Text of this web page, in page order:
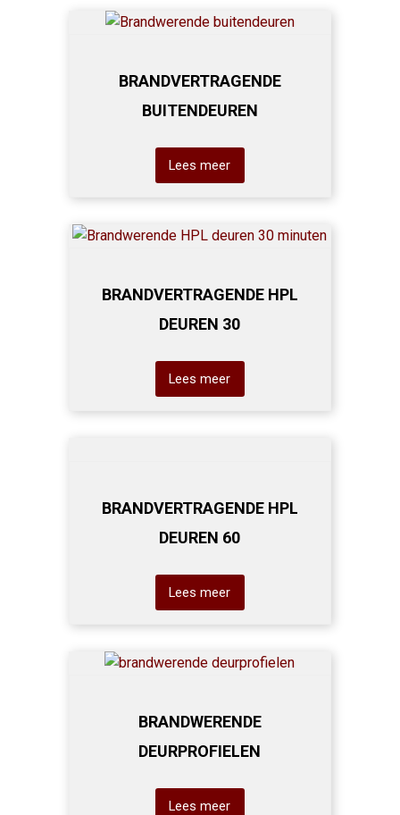
BRANDVERTRAGENDE
BUITENDEUREN
Lees meer
BRANDVERTRAGENDE HPL
DEUREN 30
Lees meer
BRANDVERTRAGENDE HPL
DEUREN 60
Lees meer
BRANDWERENDE
DEURPROFIELEN
Lees meer